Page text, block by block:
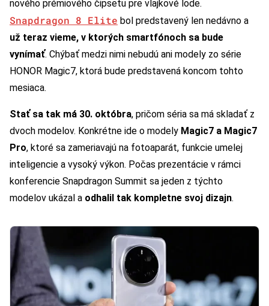
nového prémiového čipsetu pre vlajkové lode.
Snapdragon 8 Elite bol predstavený len nedávno a
už teraz vieme, v ktorých smartfónoch sa bude
vynímať. Chýbať medzi nimi nebudú ani modely zo série
HONOR Magic7, ktorá bude predstavená koncom tohto
mesiaca.
Stať sa tak má 30. októbra, pričom séria sa má skladať z
dvoch modelov. Konkrétne ide o modely Magic7 a Magic7
Pro, ktoré sa zameriavajú na fotoaparát, funkcie umelej
inteligencie a vysoký výkon. Počas prezentácie v rámci
konferencie Snapdragon Summit sa jeden z týchto
modelov ukázal a odhalil tak kompletne svoj dizajn.